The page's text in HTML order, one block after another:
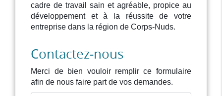
cadre de travail sain et agréable, propice au
développement et à la réussite de votre
entreprise dans la région de Corps-Nuds.
Contactez-nous
Merci de bien vouloir remplir ce formulaire
afin de nous faire part de vos demandes.